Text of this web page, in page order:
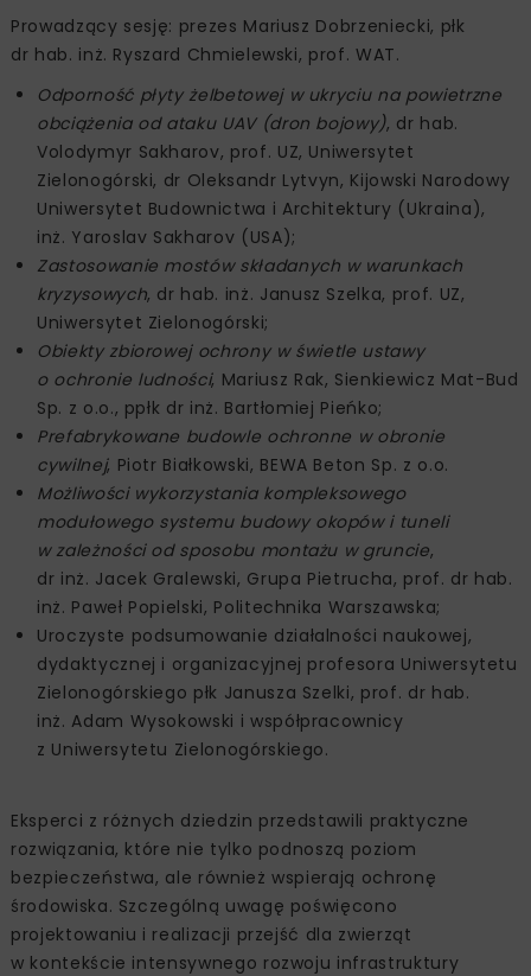
Prowadzący sesję: prezes Mariusz Dobrzeniecki, płk
dr hab. inż. Ryszard Chmielewski, prof. WAT.
Odporność płyty żelbetowej w ukryciu na powietrzne
obciążenia od ataku UAV (dron bojowy), dr hab.
Volodymyr Sakharov, prof. UZ, Uniwersytet
Zielonogórski, dr Oleksandr Lytvyn, Kijowski Narodowy
Uniwersytet Budownictwa i Architektury (Ukraina),
inż. Yaroslav Sakharov (USA);
Zastosowanie mostów składanych w warunkach
kryzysowych, dr hab. inż. Janusz Szelka, prof. UZ,
Uniwersytet Zielonogórski;
Obiekty zbiorowej ochrony w świetle ustawy
o ochronie ludności, Mariusz Rak, Sienkiewicz Mat-Bud
Sp. z o.o., ppłk dr inż. Bartłomiej Pieńko;
Prefabrykowane budowle ochronne w obronie
cywilnej, Piotr Białkowski, BEWA Beton Sp. z o.o.
Możliwości wykorzystania kompleksowego
modułowego systemu budowy okopów i tuneli
w zależności od sposobu montażu w gruncie,
dr inż. Jacek Gralewski, Grupa Pietrucha, prof. dr hab.
inż. Paweł Popielski, Politechnika Warszawska;
Uroczyste podsumowanie działalności naukowej,
dydaktycznej i organizacyjnej profesora Uniwersytetu
Zielonogórskiego płk Janusza Szelki, prof. dr hab.
inż. Adam Wysokowski i współpracownicy
z Uniwersytetu Zielonogórskiego.
Eksperci z różnych dziedzin przedstawili praktyczne
rozwiązania, które nie tylko podnoszą poziom
bezpieczeństwa, ale również wspierają ochronę
środowiska. Szczególną uwagę poświęcono
projektowaniu i realizacji przejść dla zwierząt
w kontekście intensywnego rozwoju infrastruktury